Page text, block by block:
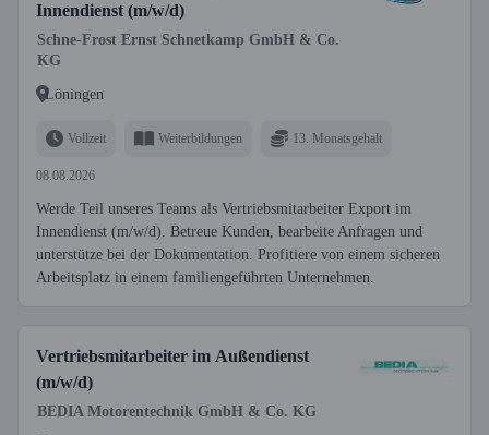
Innendienst (m/w/d)
Schne-Frost Ernst Schnetkamp GmbH & Co.
KG
Löningen
Vollzeit Weiterbildungen 13. Monatsgehalt
08.08.2026
Werde Teil unseres Teams als Vertriebsmitarbeiter Export im
Innendienst (m/w/d). Betreue Kunden, bearbeite Anfragen und
unterstütze bei der Dokumentation. Profitiere von einem sicheren
Arbeitsplatz in einem familiengeführten Unternehmen.
Vertriebsmitarbeiter im Außendienst
(m/w/d)
BEDIA Motorentechnik GmbH & Co. KG